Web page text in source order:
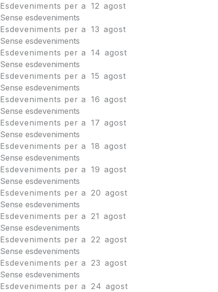
Esdeveniments per a 12 agost
Sense esdeveniments
Esdeveniments per a 13 agost
Sense esdeveniments
Esdeveniments per a 14 agost
Sense esdeveniments
Esdeveniments per a 15 agost
Sense esdeveniments
Esdeveniments per a 16 agost
Sense esdeveniments
Esdeveniments per a 17 agost
Sense esdeveniments
Esdeveniments per a 18 agost
Sense esdeveniments
Esdeveniments per a 19 agost
Sense esdeveniments
Esdeveniments per a
20 agost
Sense esdeveniments
Esdeveniments per a
21 agost
Sense esdeveniments
Esdeveniments per a
22 agost
Sense esdeveniments
Esdeveniments per a
23 agost
Sense esdeveniments
Esdeveniments per a
24 agost